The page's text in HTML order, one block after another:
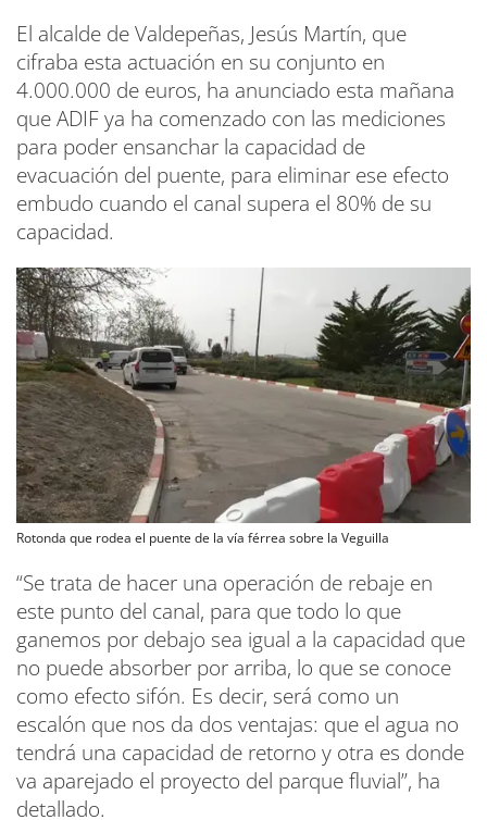
El alcalde de Valdepeñas, Jesús Martín, que
cifraba esta actuación en su conjunto en
4.000.000 de euros, ha anunciado esta mañana
que ADIF ya ha comenzado con las mediciones
para poder ensanchar la capacidad de
evacuación del puente, para eliminar ese efecto
embudo cuando el canal supera el 80% de su
capacidad.
Rotonda que rodea el puente de la vía férrea sobre la Veguilla
“Se trata de hacer una operación de rebaje en
este punto del canal, para que todo lo que
ganemos por debajo sea igual a la capacidad que
no puede absorber por arriba, lo que se conoce
como efecto sifón. Es decir, será como un
escalón que nos da dos ventajas: que el agua no
tendrá una capacidad de retorno y otra es donde
va aparejado el proyecto del parque fluvial”, ha
detallado.